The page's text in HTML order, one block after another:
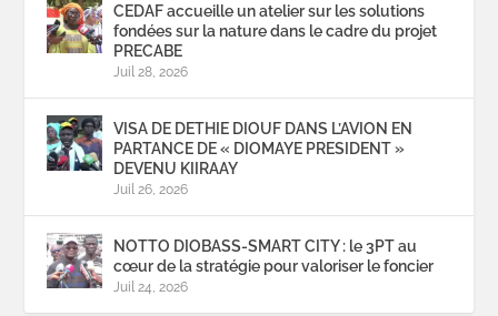
CEDAF accueille un atelier sur les solutions
fondées sur la nature dans le cadre du projet
PRECABE
Juil 28, 2026
VISA DE DETHIE DIOUF DANS L’AVION EN
PARTANCE DE « DIOMAYE PRESIDENT »
DEVENU KIIRAAY
Juil 26, 2026
NOTTO DIOBASS-SMART CITY : le 3PT au
cœur de la stratégie pour valoriser le foncier
Juil 24, 2026